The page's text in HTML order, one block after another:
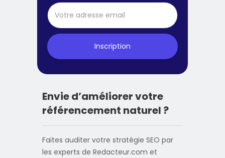
Inscription
Envie d’améliorer votre
référencement naturel ?
Faites auditer votre stratégie SEO par
les experts de Redacteur.com et